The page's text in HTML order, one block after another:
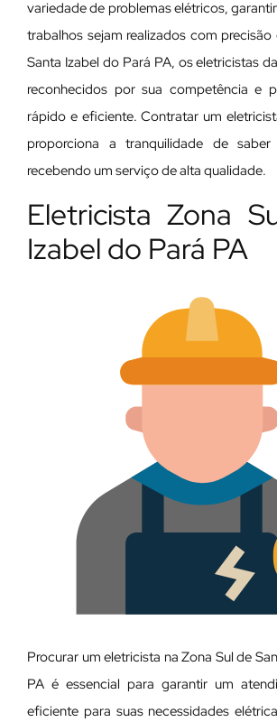
variedade de problemas elétricos,
trabalhos sejam realizados com precisão
Santa Izabel do Pará PA, os eletricistas
reconhecidos por sua competência e
rápido e eficiente. Contratar um
proporciona a tranquilidade de
recebendo um serviço de alta qualidade.
Eletricista Zona
Izabel do Pará PA
Procurar um eletricista na Zona Sul de
PA é essencial para garantir um
eficiente para suas necessidades